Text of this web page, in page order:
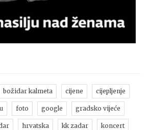
božidar kalmeta cijene cijepljenje
foto google gradsko vijeće
hrvatska kk zadar koncert